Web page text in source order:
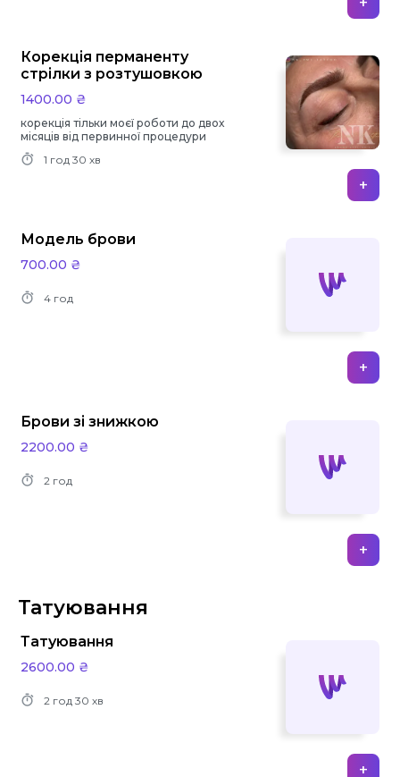
Корекція перманенту
стрілки з розтушовкою
1400.00 ₴
корекція тільки моєї роботи до двох
місяців від первинної процедури
1 год 30 хв
+
Модель брови
700.00 ₴
4 год
+
Брови зі знижкою
2200.00 ₴
2 год
+
Татуювання
Татуювання
2600.00 ₴
2 год 30 хв
+